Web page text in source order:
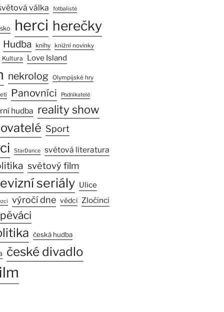
válka fotbalisté
herci herečky
Hudba knihy knižní novinky
Kultura Love Island
nekrolog Olympijské hry
Panovníci Podnikatelé
hudba reality show
Sport
StarDance světová literatura
světový film
seriály Ulice
výročí dne vědci Zločinci
česká hudba
české divadlo